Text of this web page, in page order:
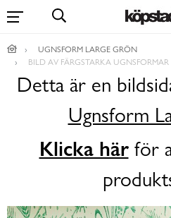
UGNSFORM LARGE GRÖN
BILD AV FÄRGSTARKA
Detta är en
Ugnsform
Klicka härför